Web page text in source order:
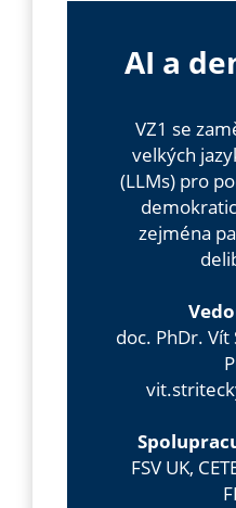
AI a
VZ1 se
velkých
(LLMs) pro
zejména
doc. PhDr.
FSV UK,